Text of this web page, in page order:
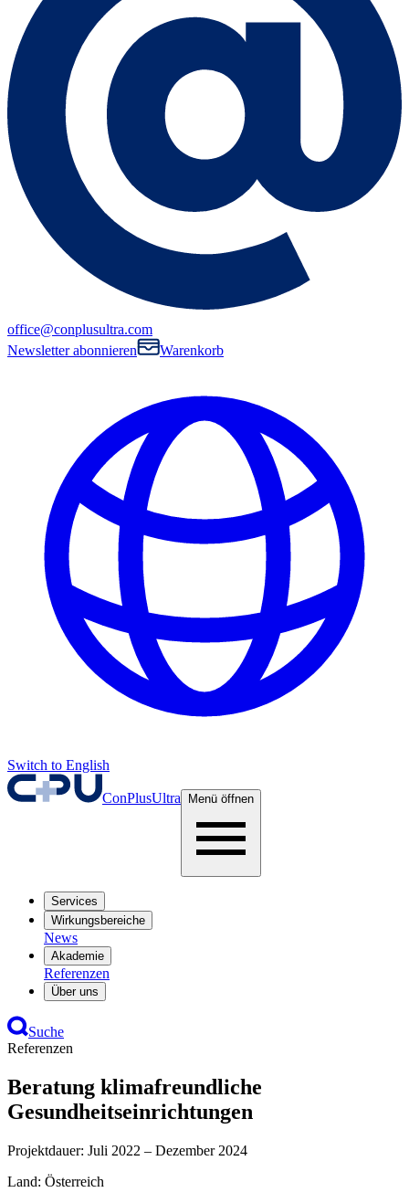
office@conplusultra.com
Newsletter abonnieren
Warenkorb
Switch to English
ConPlusUltra Menü öffnen
Services
Wirkungsbereiche
News
Akademie
Referenzen
Über uns
Suche
Referenzen
Beratung klimafreundliche
Gesundheitseinrichtungen
Projektdauer: Juli 2022 – Dezember 2024
Land: Österreich